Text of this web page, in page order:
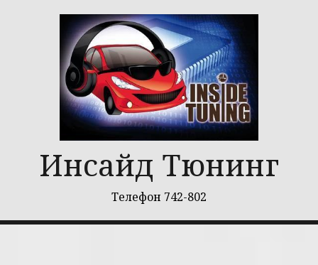
содержимому
Инсайд Тюнинг
Телефон 742-802